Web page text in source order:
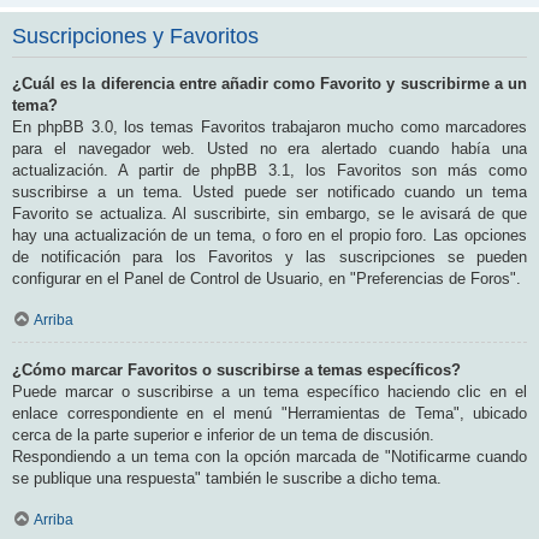
Suscripciones y Favoritos
¿Cuál es la diferencia entre añadir como Favorito y suscribirme a un
tema?
En phpBB 3.0, los temas Favoritos trabajaron mucho como marcadores
para el navegador web. Usted no era alertado cuando había una
actualización. A partir de phpBB 3.1, los Favoritos son más como
suscribirse a un tema. Usted puede ser notificado cuando un tema
Favorito se actualiza. Al suscribirte, sin embargo, se le avisará de que
hay una actualización de un tema, o foro en el propio foro. Las opciones
de notificación para los Favoritos y las suscripciones se pueden
configurar en el Panel de Control de Usuario, en "Preferencias de Foros".
Arriba
¿Cómo marcar Favoritos o suscribirse a temas específicos?
Puede marcar o suscribirse a un tema específico haciendo clic en el
enlace correspondiente en el menú "Herramientas de Tema", ubicado
cerca de la parte superior e inferior de un tema de discusión.
Respondiendo a un tema con la opción marcada de "Notificarme cuando
se publique una respuesta" también le suscribe a dicho tema.
Arriba